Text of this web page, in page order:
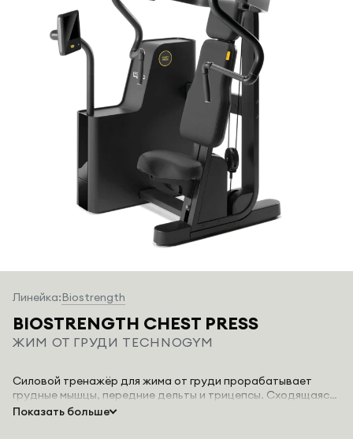
Линейка:Biostrength
ЖИМ ОТ ГРУДИ TECHNOGYM
BIOSTRENGTH CHEST PRESS
Силовой тренажёр для жима от груди прорабатывает
грудные мышцы, передние дельты и трицепсы. Сходящаяся
дуга движения повторяет естественную траекторию рук и
Показать больше